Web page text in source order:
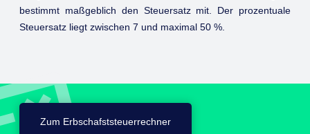
bestimmt maßgeblich den Steuersatz mit. Der prozentuale
Steuersatz liegt zwischen 7 und maximal 50 %.
Zum Erbschafststeuerrechner